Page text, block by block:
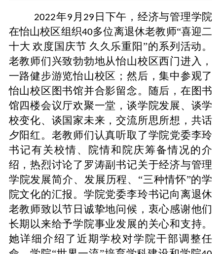
2022年9 月 29 日下午，经济与管理学院
在怡山校区组织40多位离退休老教师“喜迎二
十大 欢度国庆节 久久乐重阳”的系列活动。
老教师们兴致勃勃地从怡山校区西门进入，
一路健步游览怡山校区；然后，集中参观了
怡山校区图书馆并合影留念。随后，在图书
馆四楼会议厅欢聚一堂，谈学院发展、谈学
校变化、谈国家未来，交流所思所想，共话
夕阳红。老教师们认真听取了学院党委李玲
书记有关校情、院情和院庆筹备情况的介
绍，热烈讨论了罗涛副书记关于经济与管理
学院发展简介、发展历程、“三种情怀”的学
院文化的汇报。学院党委李玲书记向离退休
老教师致以节日诚挚地问候，衷心感谢他们
长期以来给予学院事业发展的关心和支持。
她详细介绍了近期学校对学院干部调整任